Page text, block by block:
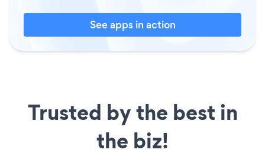
See apps in action
Trusted by the best in
the biz!